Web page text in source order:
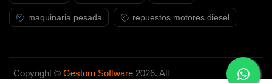
maquinaria pesada repuestos motores diesel
Copyright ©Gestoru Software 2026. All